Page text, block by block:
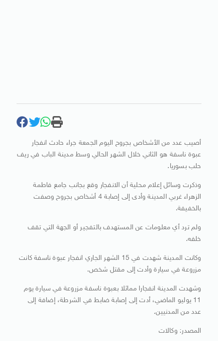
أصيب عدد من الأشخاص بجروح اليوم الجمعة جراء حادث انفجار
عبوة ناسفة هو الثاني خلال الشهر الحالي وسط مدينة الباب في ريف
حلب بسوريا.
وذكرت وسائل إعلام محلية أن الانفجار وقع بجانب جامع فاطمة
الزهراء غربي المدينة وأدى إلى إصابة 4 أشخاص بجروح وصفت
بالخفيفة.
ولم ترد أي معلومات عن المستهدف بالتفجير أو الجهة التي تقف
خلفه.
وكانت المدينة شهدت في 15 الشهر الجاري انفجار عبوة ناسفة كانت
مزروعة في سيارة وأدت إلى مقتل شخص.
وشهدت المدينة انفجارا مماثلا بعبوة ناسفة مزروعة في سيارة يوم
11 يوليو الماضي، أدت إلى إصابة ضابط في الشرطة، إضافة إلى
عدد من المدنيين.
المصدر: وكالات